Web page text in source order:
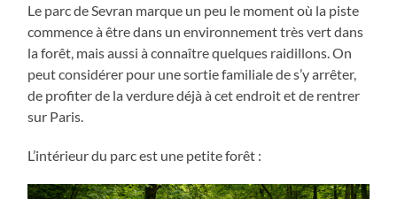
Le parc de Sevran marque un peu le moment où la piste
commence à être dans un environnement très vert dans
la forêt, mais aussi à connaître quelques raidillons. On
peut considérer pour une sortie familiale de s’y arrêter,
de profiter de la verdure déjà à cet endroit et de rentrer
sur Paris.
L’intérieur du parc est une petite forêt :